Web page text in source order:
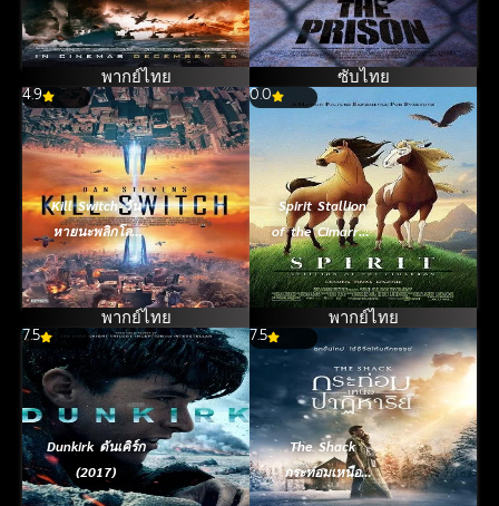
cheon sang-ryuk
jak-jeon) ยึด
(2016)พากย์ไทย
[ซับไทย] (2017)
ซับไทย
4.9
Kill Switch วัน
หายนะพลิกโลก
(2017)
พากย์ไทย
0.0
Spirit Stallion
of the Cimarron
สปิริต ม้าแสนรู้
มหัศจรรย์ผจญภัย
(2002)พากย์ไทย
7.5
Dunkirk ดันเคิร์ก
(2017)
7.5
The Shack
กระท่อมเหนือ
ปาฏิหาริย์ (2017)